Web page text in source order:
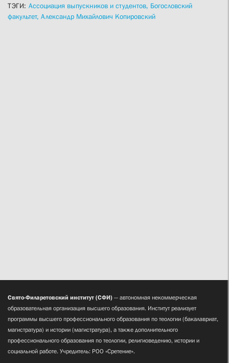
ТЭГИ: Ассоциация выпускников и студентов, Богословский
факультет, Александр Михайлович Копировский
Свято-Филаретовский институт (СФИ) — автономная некоммерческая
образовательная организация высшего образования. Институт реализует
программы высшего профессионального образования по теологии (бакалавриат,
магистратура) и истории (магистратура), а также дополнительного
профессионального образования по теологии, религиоведению, истории и
социальной работе. Учредитель: РОО «Сретение».